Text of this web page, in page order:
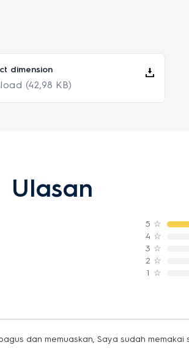
dimension
(42,98 KB)
Ulasan
5 ☆
4 ☆
3 ☆
2 ☆
1 ☆
dan memuaskan, Saya sudah memakai